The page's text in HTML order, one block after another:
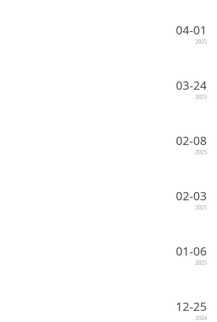
04-01
2025
03-24
2025
02-08
2025
02-03
2025
01-06
2025
12-25
2024